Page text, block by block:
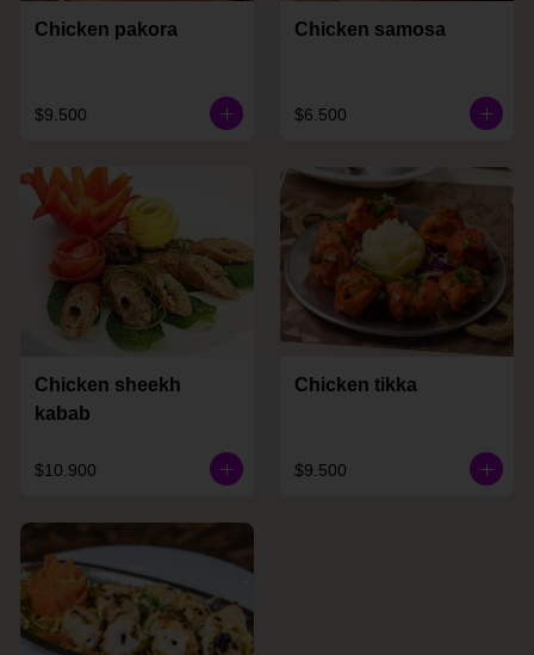
Chicken pakora
$9.500
Chicken samosa
$6.500
Chicken sheekh
kabab
$10.900
Chicken tikka
$9.500